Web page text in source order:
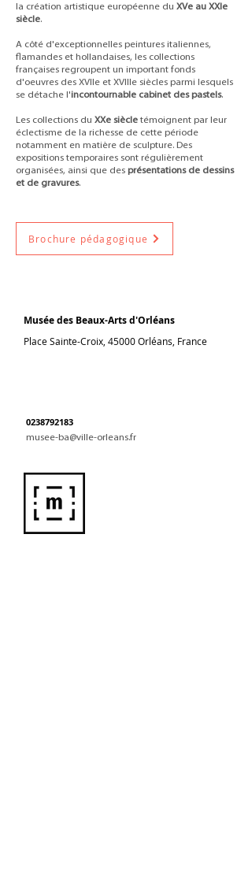
la création artistique européenne du XVe au XXIe
siècle.
A côté d'exceptionnelles peintures italiennes,
flamandes et hollandaises, les collections
françaises regroupent un important fonds
d'oeuvres des XVIIe et XVIIIe siècles parmi lesquels
se détache l'incontournable cabinet des pastels.
Les collections du XXe siècle témoignent par leur
éclectisme de la richesse de cette période
notamment en matière de sculpture. Des
expositions temporaires sont régulièrement
organisées, ainsi que des présentations de dessins
et de gravures.
Brochure pédagogique
Musée des Beaux-Arts d'Orléans
Place Sainte-Croix, 45000 Orléans, France
0238792183
musee-ba@ville-orleans.fr